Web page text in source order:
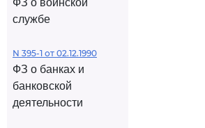
ФЗ о воинской
службе
N 395-1 от 02.12.1990
ФЗ о банках и
банковской
деятельности